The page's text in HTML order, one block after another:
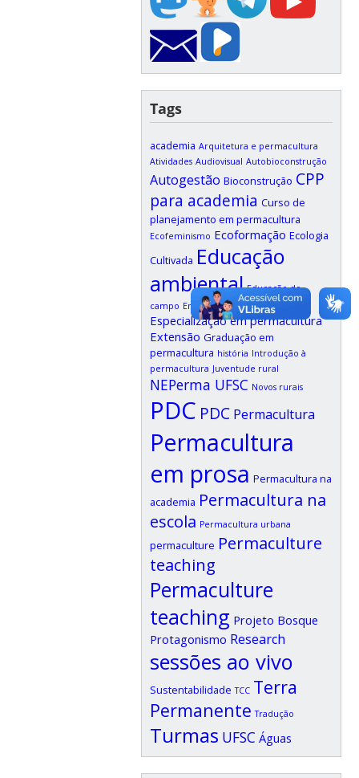
Tags
academia Arquitetura e permacultura
Atividades Audiovisual Autobioconstrução
Autogestão Bioconstrução CPP
para academia Curso de
planejamento em permacultura
Ecofeminismo Ecoformação Ecologia
Cultivada Educação
ambiental Educação do
campo Ensino Ensino à distância
Especialização em permacultura
Extensão Graduação em
permacultura história Introdução à
permacultura Juventude rural
NEPerma UFSC Novos rurais
PDC PDC Permacultura
Permacultura
em prosa Permacultura na
academia Permacultura na
escola Permacultura urbana
permaculture Permaculture
teaching
Permaculture
teaching Projeto Bosque
Protagonismo Research
sessões ao vivo
Sustentabilidade TCC Terra
Permanente Tradução
Turmas UFSC Águas